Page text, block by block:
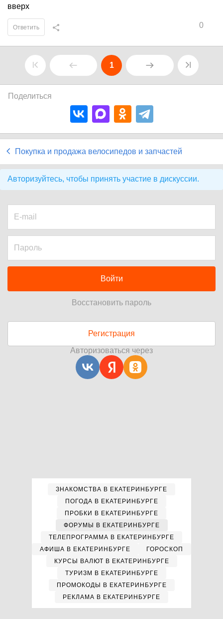
вверх
0
Ответить
1
Поделиться
Покупка и продажа велосипедов и запчастей
Авторизуйтесь, чтобы принять участие в дискуссии.
Войти
Восстановить пароль
Регистрация
Авторизоваться через
ЗНАКОМСТВА В ЕКАТЕРИНБУРГЕ
ПОГОДА В ЕКАТЕРИНБУРГЕ
ПРОБКИ В ЕКАТЕРИНБУРГЕ
ФОРУМЫ В ЕКАТЕРИНБУРГЕ
ТЕЛЕПРОГРАММА В ЕКАТЕРИНБУРГЕ
АФИША В ЕКАТЕРИНБУРГЕ
ГОРОСКОП
КУРСЫ ВАЛЮТ В ЕКАТЕРИНБУРГЕ
ТУРИЗМ В ЕКАТЕРИНБУРГЕ
ПРОМОКОДЫ В ЕКАТЕРИНБУРГЕ
РЕКЛАМА В ЕКАТЕРИНБУРГЕ